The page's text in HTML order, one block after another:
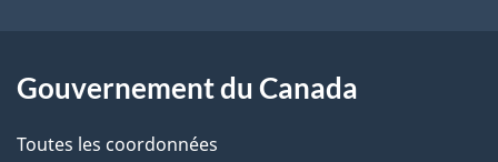
l
Gouvernement du Canada
Toutes les coordonnées